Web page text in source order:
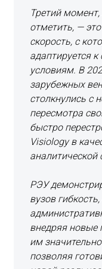
Третий
отметить, —
скорость, с
адаптируется
условиям. В
зарубежных
столкнулись с
пересмотра
быстро
Visiology в
аналитической
РЭУ
вузов
внедряя новые
им
позволяя